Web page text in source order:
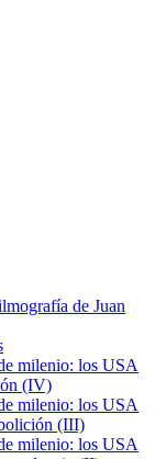
de Juan
milenio: los USA
(IV)
milenio: los USA
(III)
milenio: los USA